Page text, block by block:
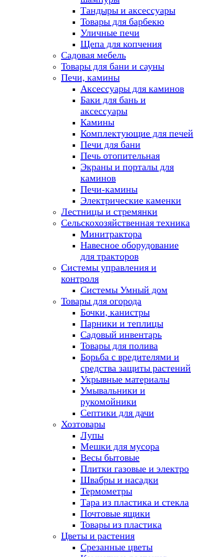
Тандыры и аксессуары
Товары для барбекю
Уличные печи
Щепа для копчения
Садовая мебель
Товары для бани и сауны
Печи, камины
Аксессуары для каминов
Баки для бань и
аксессуары
Камины
Комплектующие для печей
Печи для бани
Печь отопительная
Экраны и порталы для
каминов
Печи-камины
Электрические каменки
Лестницы и стремянки
Сельскохозяйственная техника
Минитрактора
Навесное оборудование
для тракторов
Системы управления и
контроля
Системы Умный дом
Товары для огорода
Бочки, канистры
Парники и теплицы
Садовый инвентарь
Товары для полива
Борьба с вредителями и
средства защиты растений
Укрывные материалы
Умывальники и
рукомойники
Септики для дачи
Хозтовары
Лупы
Мешки для мусора
Весы бытовые
Плитки газовые и электро
Швабры и насадки
Термометры
Тара из пластика и стекла
Почтовые ящики
Товары из пластика
Цветы и растения
Срезанные цветы